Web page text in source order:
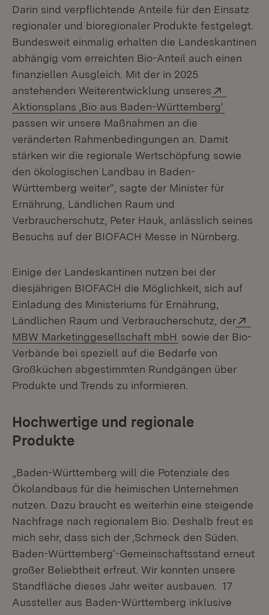
Darin sind verpflichtende Anteile für den Einsatz
regionaler und bioregionaler Produkte festgelegt.
Bundesweit einmalig erhalten die Landeskantinen
abhängig vom erreichten Bio-Anteil auch einen
finanziellen Ausgleich. Mit der in 2025
anstehenden Weiterentwicklung unseres
Aktionsplans ,Bio aus Baden-Württemberg‘
passen wir unsere Maßnahmen an die
veränderten Rahmenbedingungen an. Damit
stärken wir die regionale Wertschöpfung sowie
den ökologischen Landbau in Baden-
Württemberg weiter“, sagte der Minister für
Ernährung, Ländlichen Raum und
Verbraucherschutz, Peter Hauk, anlässlich seines
Besuchs auf der BIOFACH Messe in Nürnberg.
Einige der Landeskantinen nutzen bei der
diesjährigen BIOFACH die Möglichkeit, sich auf
Einladung des Ministeriums für Ernährung,
Ländlichen Raum und Verbraucherschutz, der
MBW Marketinggesellschaft mbH (Öffnet in neuem
sowie der Bio-
Verbände bei speziell auf die Bedarfe von
Großküchen abgestimmten Rundgängen über
Produkte und Trends zu informieren.
Hochwertige und regionale
Produkte
„Baden-Württemberg will die Potenziale des
Ökolandbaus für die heimischen Unternehmen
nutzen. Dazu braucht es weiterhin eine steigende
Nachfrage nach regionalem Bio. Deshalb freut es
mich sehr, dass sich der ‚Schmeck den Süden.
Baden-Württemberg‘-Gemeinschaftsstand erneut
großer Beliebtheit erfreut. Wir konnten unsere
Standfläche dieses Jahr weiter ausbauen. 17
Aussteller aus Baden-Württemberg inklusive